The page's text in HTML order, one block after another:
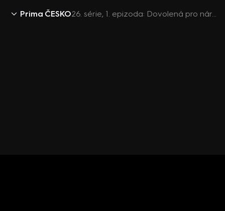
Prima ČESKO 26. série, 1. epizoda: Dovolená pro náročné? Králický Sněžník nabízí pohyb, historii i hýčkání těla